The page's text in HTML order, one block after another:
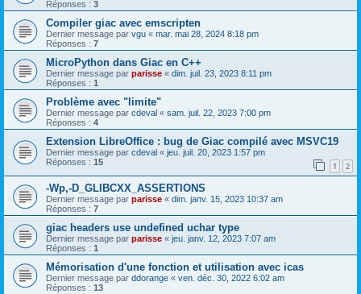
Réponses : 3
Compiler giac avec emscripten
Dernier message par vgu « mar. mai 28, 2024 8:18 pm
Réponses : 7
MicroPython dans Giac en C++
Dernier message par parisse « dim. juil. 23, 2023 8:11 pm
Réponses : 1
Problème avec "limite"
Dernier message par cdeval « sam. juil. 22, 2023 7:00 pm
Réponses : 4
Extension LibreOffice : bug de Giac compilé avec MSVC19
Dernier message par cdeval « jeu. juil. 20, 2023 1:57 pm
Réponses : 15 1 2
-Wp,-D_GLIBCXX_ASSERTIONS
Dernier message par parisse « dim. janv. 15, 2023 10:37 am
Réponses : 7
giac headers use undefined uchar type
Dernier message par parisse « jeu. janv. 12, 2023 7:07 am
Réponses : 1
Mémorisation d'une fonction et utilisation avec icas
Dernier message par ddorange « ven. déc. 30, 2022 6:02 am
Réponses : 13